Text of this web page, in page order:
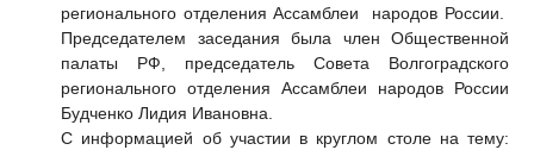
регионального отделения Ассамблеи народов России.
Председателем заседания была член Общественной
палаты РФ, председатель Совета Волгоградского
регионального отделения Ассамблеи народов России
Будченко Лидия Ивановна.
С информацией об участии в круглом столе на тему: